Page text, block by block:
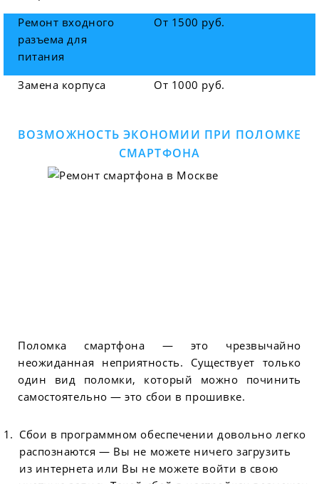
Ремонт входного
разъема для
питания
От 1500 руб.
Замена корпуса От 1000 руб.
ВОЗМОЖНОСТЬ ЭКОНОМИИ ПРИ ПОЛОМКЕ
СМАРТФОНА
Поломка смартфона — это чрезвычайно
неожиданная неприятность. Существует только
один вид поломки, который можно починить
самостоятельно — это сбои в прошивке.
Сбои в программном обеспечении довольно легко
распознаются — Вы не можете ничего загрузить
из интернета или Вы не можете войти в свою